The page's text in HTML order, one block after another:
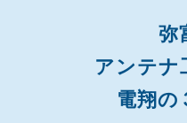
弥
アンテナ
電翔の